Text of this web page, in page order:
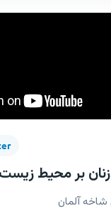
بر محیط زیست
آلمان